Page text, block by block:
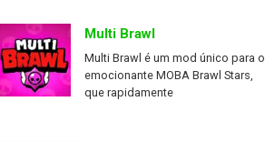
Multi Brawl
Multi Brawl é um mod único para o
emocionante MOBA Brawl Stars,
que rapidamente